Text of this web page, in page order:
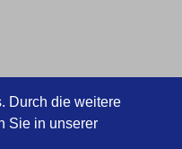
Durch die weitere
Sie in unserer